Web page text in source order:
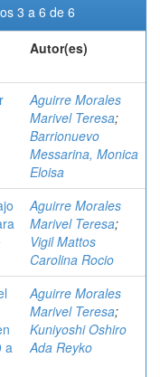
3 a 6 de 6
Autor(es)
Aguirre Morales
Marivel Teresa;
Barrionuevo
Messarina, Monica
Eloisa
Aguirre Morales
Marivel Teresa;
Vigil Mattos
Carolina Rocio
a
Aguirre Morales
Marivel Teresa;
Kuniyoshi Oshiro
Ada Reyko